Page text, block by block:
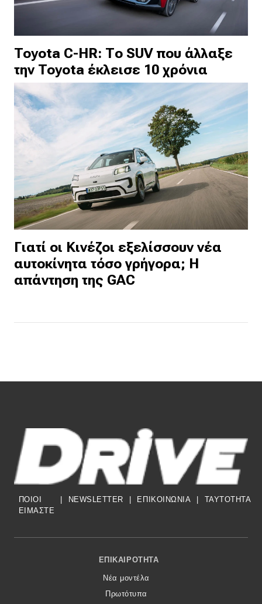
Toyota C-HR: Το SUV που άλλαξε
την Toyota έκλεισε 10 χρόνια
Γιατί οι Κινέζοι εξελίσσουν νέα
αυτοκίνητα τόσο γρήγορα; Η
απάντηση της GAC
ΠΟΙΟΙ
ΕΙΜΑΣΤΕ
NEWSLETTER ΕΠΙΚΟΙΝΩΝΙΑ TAYTOTHTA
Footer Menu
ΕΠΙΚΑΙΡΌΤΗΤΑ
Νέα μοντέλα
Πρωτότυπα